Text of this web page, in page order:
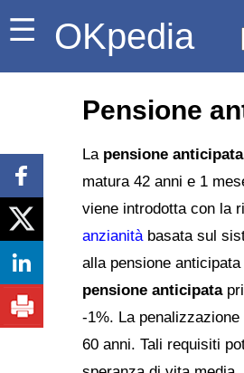
OKpedia
Pensione
La pensione anticipata
matura 42 anni e 1
viene introdotta con la
anzianitàbasata sul
alla pensione
pensione anticipata
-1%. La
60 anni. Tali requisiti